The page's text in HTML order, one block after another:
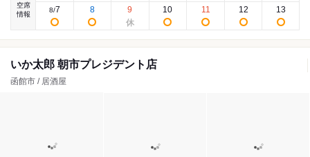
空席
情報
8/7 8 9 10 11 12 13
いか太郎 朝市プレジデント店
函館市 / 居酒屋